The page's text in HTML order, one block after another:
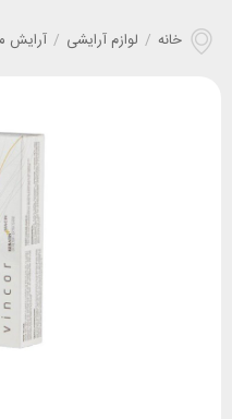
خانه / لوازم آرایشی / آرایش